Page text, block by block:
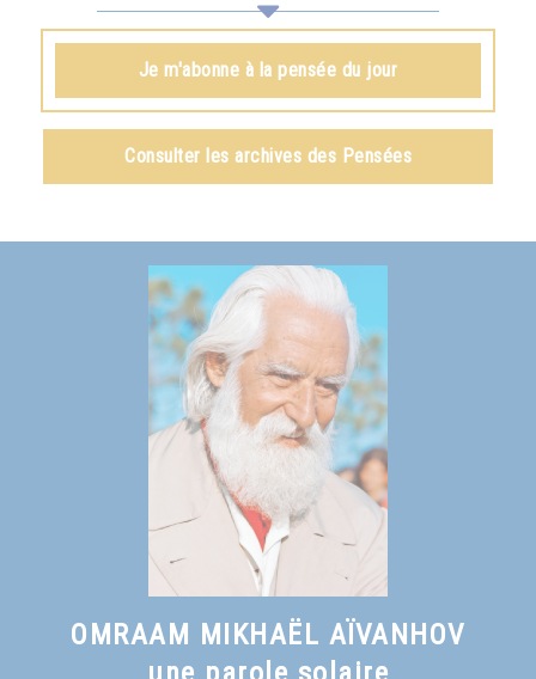
les créatures, quelque chose d'en haut arrive tout de suite pour vous
remplir.
Omraam Mikhaël Aïvanhov
Voir le livreCréation artistique et création spirituelle,
Je m'abonne à la pensée du jour
Consulter les archives des Pensées
OMRAAM MIKHAËL AÏVANHOV